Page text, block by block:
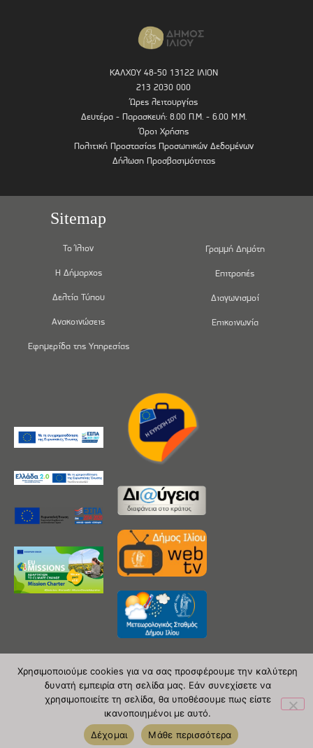
ΚΑΛΧΟΥ 48-50 13122 ΙΛΙΟΝ
213 2030 000
Ώρες λειτουργίας
Δευτέρα - Παρασκευή: 8.00 Π.Μ. - 6.00 Μ.Μ.
Όροι Χρήσης
Πολιτική Προστασίας Προσωπικών Δεδομένων
Δήλωση Προσβασιμότητας
Sitemap
Το Ίλιον
Η Δήμαρχος
Δελτία Τύπου
Ανακοινώσεις
Εφημερίδα της Υπηρεσίας
Γραμμή Δημότη
Επιτροπές
Διαγωνισμοί
Επικοινωνία
Copyright 2020 © Δήμος Ιλίου
| powered by Evolutionprojects
Χρησιμοποιούμε cookies για να σας προσφέρουμε την καλύτερη
δυνατή εμπειρία στη σελίδα μας. Εάν συνεχίσετε να
χρησιμοποιείτε τη σελίδα, θα υποθέσουμε πως είστε
ικανοποιημένοι με αυτό.
Δέχομαι
Μάθε περισσότερα